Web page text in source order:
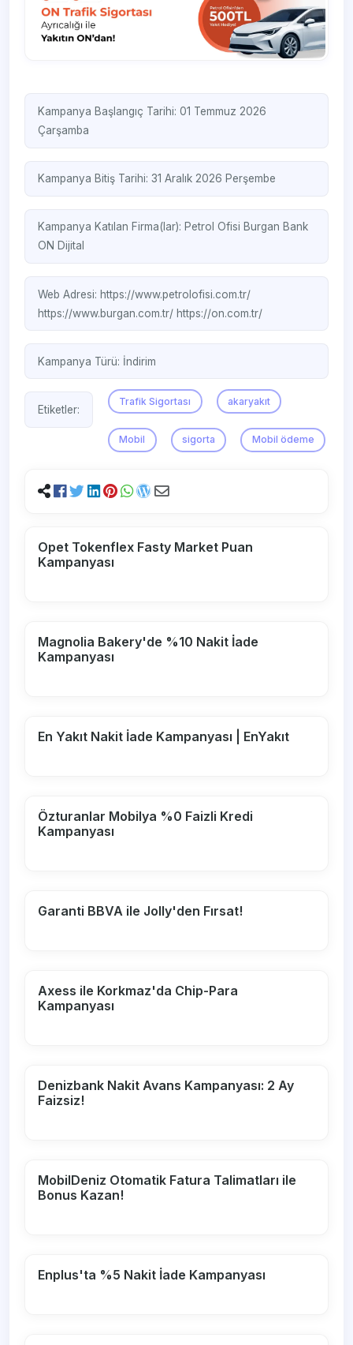
Kampanya Başlangıç Tarihi: 01 Temmuz 2026
Çarşamba
Kampanya Bitiş Tarihi: 31 Aralık 2026 Perşembe
Kampanya Katılan Firma(lar): Petrol Ofisi Burgan Bank
ON Dijital
Web Adresi:https://www.petrolofisi.com.tr/
https://www.burgan.com.tr/https://on.com.tr/
Kampanya Türü: İndirim
Etiketler:
Trafik Sigortası akaryakıt
Mobil sigorta Mobil ödeme
Opet Tokenflex Fasty Market Puan
Kampanyası
Magnolia Bakery'de %10 Nakit İade
Kampanyası
En Yakıt Nakit İade Kampanyası | EnYakıt
Özturanlar Mobilya %0 Faizli Kredi
Kampanyası
Garanti BBVA ile Jolly'den Fırsat!
Axess ile Korkmaz'da Chip-Para
Kampanyası
Denizbank Nakit Avans Kampanyası: 2 Ay
Faizsiz!
MobilDeniz Otomatik Fatura Talimatları ile
Bonus Kazan!
Enplus'ta %5 Nakit İade Kampanyası